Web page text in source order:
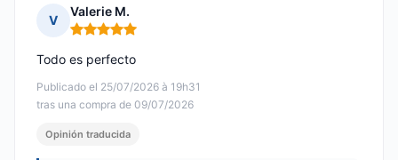
V
Valerie M.
Nota: 5 de 5
Publicado el 25/07/2026 à 19h31
tras una compra de 09/07/2026
Todo es perfecto
Opinión traducida